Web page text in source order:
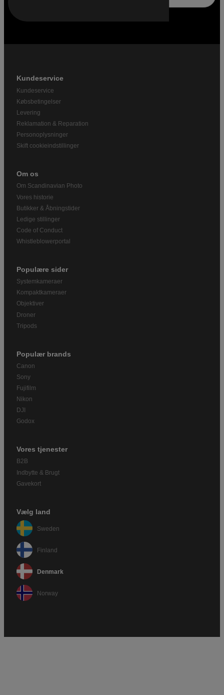
Kundeservice
Kundeservice
Købsbetingelser
Levering
Reklamation & Reparation
Personoplysninger
Skift cookieindstillinger
Om os
Om Scandinavian Photo
Vores historie
Butikker & Åbningstider
Ledige stillinger
Code of Conduct
Whistleblowerportal
Populære sider
Systemkameraer
Kompaktkameraer
Objektiver
Droner
Tripods
Populær brands
Canon
Sony
Fujifilm
Nikon
DJI
Godox
Vores tjenester
B2B
Indbytte & Brugt
Gavekort
Vælg land
Sweden
Finland
Denmark
Norway